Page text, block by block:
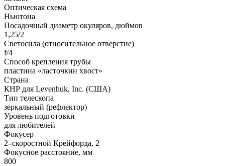
Оптическая схема
Ньютона
Посадочный диаметр окуляров, дюймов
1,25/2
Светосила (относительное отверстие)
f/4
Способ крепления трубы
пластина «ласточкин хвост»
Страна
КНР для Levenhuk, Inc. (США)
Тип телескопа
зеркальный (рефлектор)
Уровень подготовки
для любителей
Фокусер
2–скоростной Крейфорда, 2
Фокусное расстояние, мм
800